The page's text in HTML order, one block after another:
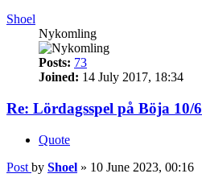
Shoel
Nykomling
Posts: 73
Joined: 14 July 2017, 18:34
Re: Lördagsspel på Böja 10/6
Quote
Post by Shoel » 10 June 2023, 00:16